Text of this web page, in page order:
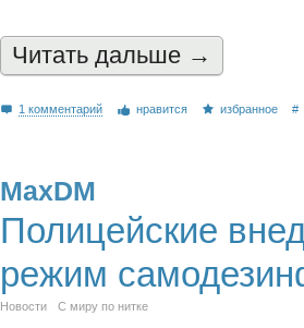
Читать дальшe →
1 комментарий нравится избранное #
MaxDM
Полицейские
режим
Новости С миру по нитке